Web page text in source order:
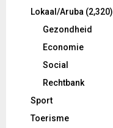
Lokaal/Aruba (2,320)
Gezondheid
Economie
Social
Rechtbank
Sport
Toerisme